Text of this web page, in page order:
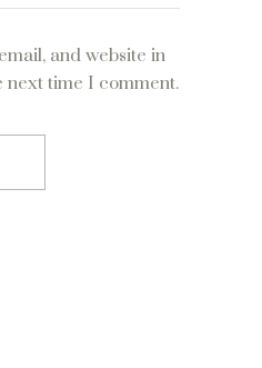
and website in
next time I comment.